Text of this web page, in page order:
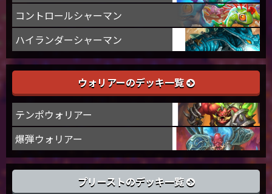
コントロールシャーマン
ハイランダーシャーマン
ウォリアーのデッキ一覧
テンポウォリアー
爆弾ウォリアー
プリーストのデッキ一覧